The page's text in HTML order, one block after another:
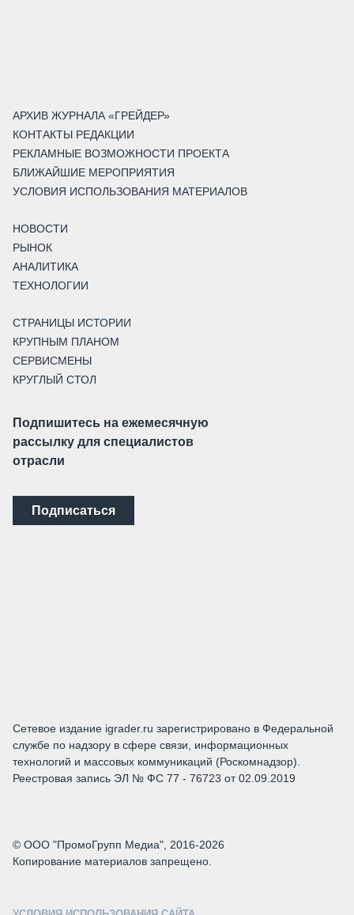
АРХИВ ЖУРНАЛА «ГРЕЙДЕР»
КОНТАКТЫ РЕДАКЦИИ
РЕКЛАМНЫЕ ВОЗМОЖНОСТИ ПРОЕКТА
БЛИЖАЙШИЕ МЕРОПРИЯТИЯ
УСЛОВИЯ ИСПОЛЬЗОВАНИЯ МАТЕРИАЛОВ
НОВОСТИ
РЫНОК
АНАЛИТИКА
ТЕХНОЛОГИИ
СТРАНИЦЫ ИСТОРИИ
КРУПНЫМ ПЛАНОМ
СЕРВИСМЕНЫ
КРУГЛЫЙ СТОЛ
Подпишитесь на ежемесячную
рассылку для специалистов
отрасли
Подписаться
Сетевое издание igrader.ru зарегистрировано в Федеральной
службе по надзору в сфере связи, информационных
технологий и массовых коммуникаций (Роскомнадзор).
Реестровая запись ЭЛ № ФС 77 - 76723 от 02.09.2019
© ООО "ПромоГрупп Медиа", 2016-2026
Копирование материалов запрещено.